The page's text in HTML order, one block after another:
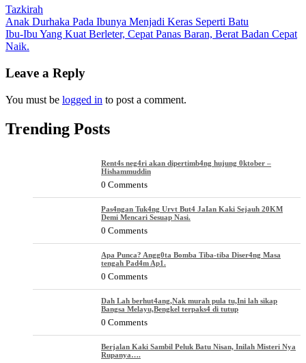
Tazkirah
Post
navigation
Anak Durhaka Pada Ibunya Menjadi Keras Seperti Batu
Ibu-Ibu Yang Kuat Berleter, Cepat Panas Baran, Berat Badan Cepat
Naik.
Leave a Reply
You must be logged in to post a comment.
Trending Posts
Rent4s neg4ri akan dipertimb4ng hujung 0ktober –
Hishammuddin
0 Comments
Pas4ngan Tuk4ng Urvt But4 JaIan Kaki Sejauh 20KM
Demi Mencari Sesuap Nasi.
0 Comments
Apa Punca? Angg0ta Bomba Tiba-tiba Diser4ng Masa
tengah Pad4m Ap1.
0 Comments
Dah Lah berhut4ang,Nak murah pula tu,Ini lah sikap
Bangsa Melayu,Bengkel terpaks4 di tutup
0 Comments
Berjalan Kaki Sambil Peluk Batu Nisan, Inilah Misteri Nya
Rupanya….